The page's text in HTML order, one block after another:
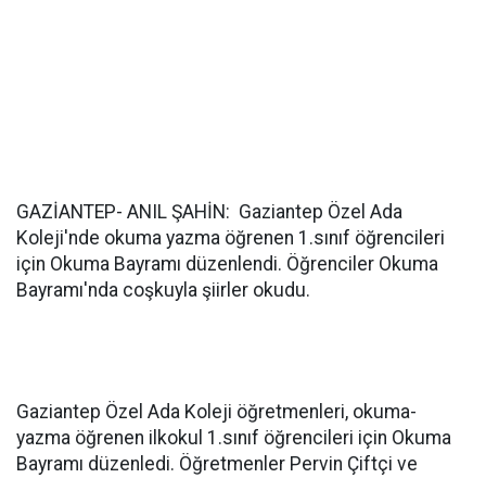
GAZİANTEP- ANIL ŞAHİN: Gaziantep Özel Ada
Koleji'nde okuma yazma öğrenen 1.sınıf öğrencileri
için Okuma Bayramı düzenlendi. Öğrenciler Okuma
Bayramı'nda coşkuyla şiirler okudu.
Gaziantep Özel Ada Koleji öğretmenleri, okuma-
yazma öğrenen ilkokul 1.sınıf öğrencileri için Okuma
Bayramı düzenledi. Öğretmenler Pervin Çiftçi ve